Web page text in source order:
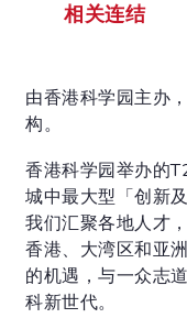
相关连结
由香港科学园主办
构。
香港科学园举办的
城中最大型「创新
我们汇聚各地人才
香港、大湾区和亚
的机遇，与一众志
科新世代。